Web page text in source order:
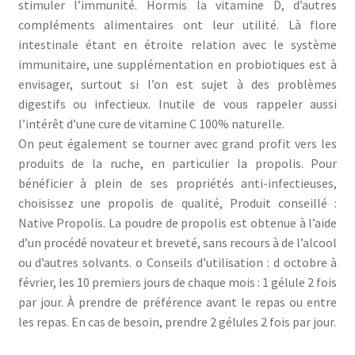
stimuler l’immunité. Hormis la vitamine D, d’autres
compléments alimentaires ont leur utilité. Là flore
intestinale étant en étroite relation avec le système
immunitaire, une supplémentation en probiotiques est à
envisager, surtout si l’on est sujet à des problèmes
digestifs ou infectieux. Inutile de vous rappeler aussi
l’intérêt d’une cure de vitamine C 100% naturelle.
On peut également se tourner avec grand profit vers les
produits de la ruche, en particulier la propolis. Pour
bénéficier à plein de ses propriétés anti-infectieuses,
choisissez une propolis de qualité, Produit conseillé :
Native Propolis. La poudre de propolis est obtenue à l’aide
d’un procédé novateur et breveté, sans recours à de l’alcool
ou d’autres solvants. o Conseils d’utilisation : d octobre à
février, les 10 premiers jours de chaque mois : 1 gélule 2 fois
par jour. À prendre de préférence avant le repas ou entre
les repas. En cas de besoin, prendre 2 gélules 2 fois par jour.